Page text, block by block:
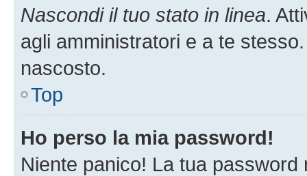
Nascondi il tuo stato in linea.
agli amministratori e a te
nascosto.
Top
Ho perso la mia password!
Niente panico! La tua